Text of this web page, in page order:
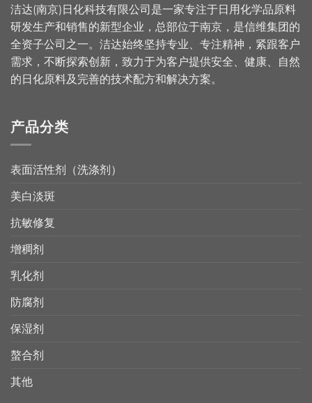
洁达(南京)日化科技有限公司是一家专注于日用化学品原料
研发生产和销售的新型企业，总部位于南京，是信维集团的
全资子公司之一。洁达始终坚持专业、专注精神，紧跟客户
需求，不断探索创新，致力于为客户提供安全、健康、自然
的日化原料及完善的技术配方和解决方案。
产品分类
表面活性剂（洗涤剂）
美白淡斑
抗敏修复
增稠剂
乳化剂
防腐剂
保湿剂
螯合剂
其他